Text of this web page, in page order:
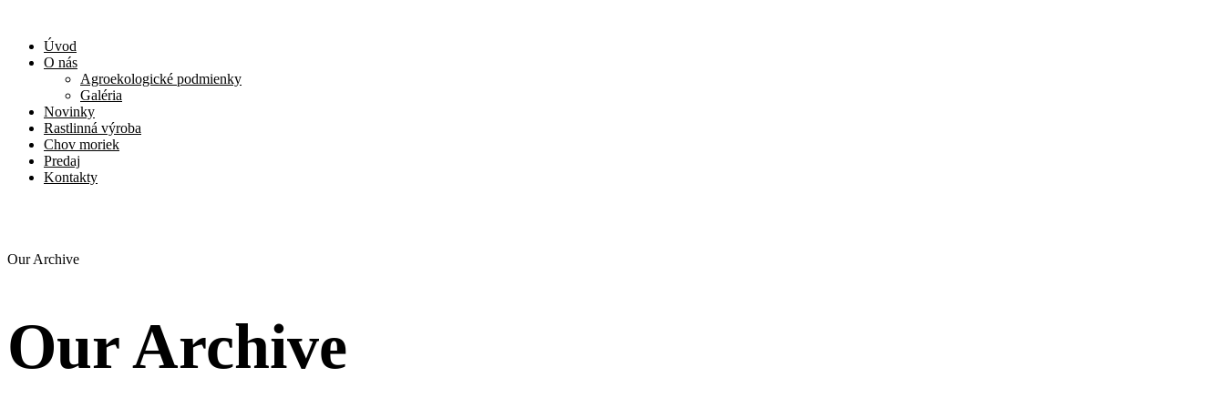
Úvod
O nás
Agroekologické podmienky
Galéria
Novinky
Rastlinná výroba
Chov moriek
Predaj
Kontakty
Our Archive
Our Archive